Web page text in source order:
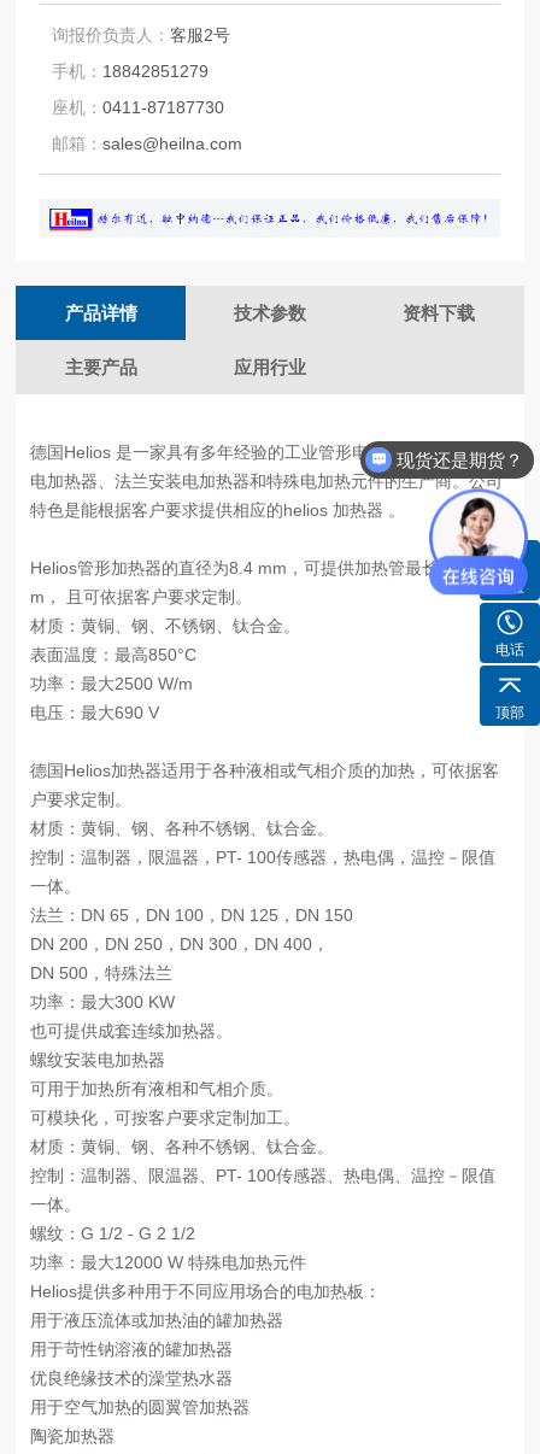
询报价负责人：客服2号
手机： 18842851279
座机：0411-87187730
邮箱：sales@heilna.com
产品详情 技术参数 资料下载
主要产品 应用行业
德国Helios 是一家具有多年经验的工业管形电加热器、螺纹安装
电加热器、法兰安装电加热器和特殊电加热元件的生产商。公司
特色是能根据客户要求提供相应的helios 加热器 。
Helios管形加热器的直径为8.4 mm，可提供加热管最长7000 m
m， 且可依据客户要求定制。
材质：黄铜、钢、不锈钢、钛合金。
表面温度：最高850°C
功率：最大2500 W/m
电压：最大690 V
德国Helios加热器适用于各种液相或气相介质的加热，可依据客
户要求定制。
材质：黄铜、钢、各种不锈钢、钛合金。
控制：温制器，限温器，PT- 100传感器，热电偶，温控－限值
一体。
法兰：DN 65，DN 100，DN 125，DN 150
DN 200，DN 250，DN 300，DN 400，
DN 500，特殊法兰
功率：最大300 KW
也可提供成套连续加热器。
螺纹安装电加热器
可用于加热所有液相和气相介质。
可模块化，可按客户要求定制加工。
材质：黄铜、钢、各种不锈钢、钛合金。
控制：温制器、限温器、PT- 100传感器、热电偶、温控－限值
一体。
螺纹：G 1/2 - G 2 1/2
功率：最大12000 W 特殊电加热元件
Helios提供多种用于不同应用场合的电加热板：
用于液压流体或加热油的罐加热器
用于苛性钠溶液的罐加热器
优良绝缘技术的澡堂热水器
用于空气加热的圆翼管加热器
陶瓷加热器
客服
电话
顶部
现货还是期货？